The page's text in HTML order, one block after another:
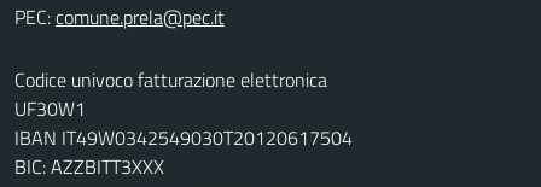
PEC:
Codice univoco fatturazione elettronica
UF30W1
IBAN IT49W0342549030T20120617504
BIC: AZZBITT3XXX